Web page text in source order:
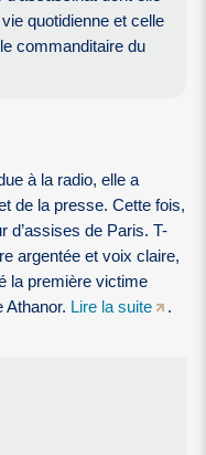
quotidienne et celle
commanditaire du
à la radio, elle a
de la presse. Cette fois,
d’assises de Paris. T-
argentée et voix claire,
la première victime
Athanor. Lire la suite .